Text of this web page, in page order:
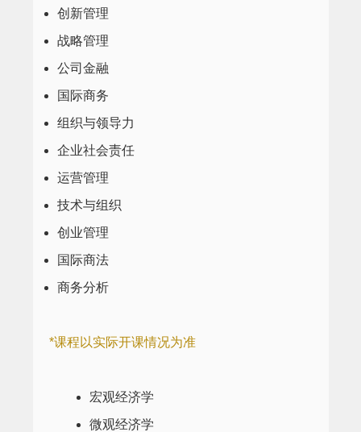
创新管理
战略管理
公司金融
国际商务
组织与领导力
企业社会责任
运营管理
技术与组织
创业管理
国际商法
商务分析
*课程以实际开课情况为准
宏观经济学
微观经济学